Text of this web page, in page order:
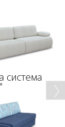
система